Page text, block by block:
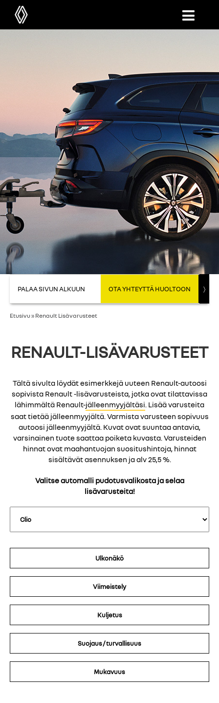
PALAA SIVUN ALKUUN OTA YHTEYTTÄ HUOLTOON 〉
Etusivu» Renault Lisävarusteet
RENAULT-LISÄVARUSTEET
Tältä sivulta löydät esimerkkejä uuteen Renault-autoosi
sopivista Renault -lisävarusteista, jotka ovat tilattavissa
lähimmältä Renault-jälleenmyyjältäsi. Lisää varusteita
saat tietää jälleenmyyjältä. Varmista varusteen sopivuus
autoosi jälleenmyyjältä. Kuvat ovat suuntaa antavia,
varsinainen tuote saattaa poiketa kuvasta. Varusteiden
hinnat ovat maahantuojan suositushintoja, hinnat
sisältävät asennuksen ja alv 25,5 %.
Valitse automalli pudotusvalikosta ja selaa
lisävarusteita!
Ulkonäkö
Viimeistely
Kuljetus
Suojaus / turvallisuus
Mukavuus